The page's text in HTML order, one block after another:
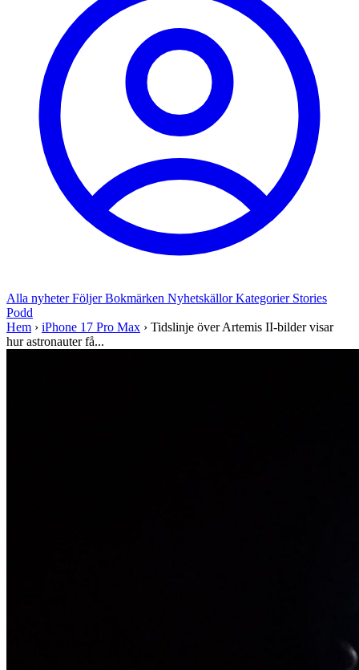
Alla nyheterFöljerBokmärken NyhetskällorKategorier Stories
Podd
Hem › iPhone 17 Pro Max › Tidslinje över Artemis II-bilder visar
hur astronauter få...